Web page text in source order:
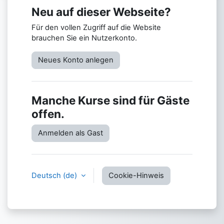
Neu auf dieser Webseite?
Für den vollen Zugriff auf die Website
brauchen Sie ein Nutzerkonto.
Neues Konto anlegen
Manche Kurse sind für Gäste
offen.
Anmelden als Gast
Deutsch ‎(de)‎ Cookie-Hinweis